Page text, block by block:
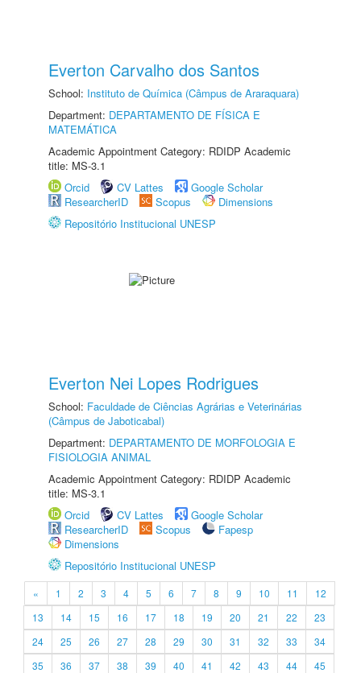
Everton Carvalho dos Santos
School: Instituto de Química (Câmpus de Araraquara)
Department: DEPARTAMENTO DE FÍSICA E
MATEMÁTICA
Academic Appointment Category: RDIDP Academic
title: MS-3.1
Orcid
CV Lattes
Google Scholar
ResearcherID
Scopus
Dimensions
Repositório Institucional UNESP
Everton Nei Lopes Rodrigues
School: Faculdade de Ciências Agrárias e Veterinárias
(Câmpus de Jaboticabal)
Department: DEPARTAMENTO DE MORFOLOGIA E
FISIOLOGIA ANIMAL
Academic Appointment Category: RDIDP Academic
title: MS-3.1
Orcid
CV Lattes
Google Scholar
ResearcherID
Scopus
Fapesp
Dimensions
Repositório Institucional UNESP
« 1 2 3 4 5 6 7 8 9 10 11
12
13
14 15 16 17 18 19 20 21 22
23
24
25 26 27 28 29 30 31 32 33
34
35
36 37 38 39 40 41 42 43 44
45